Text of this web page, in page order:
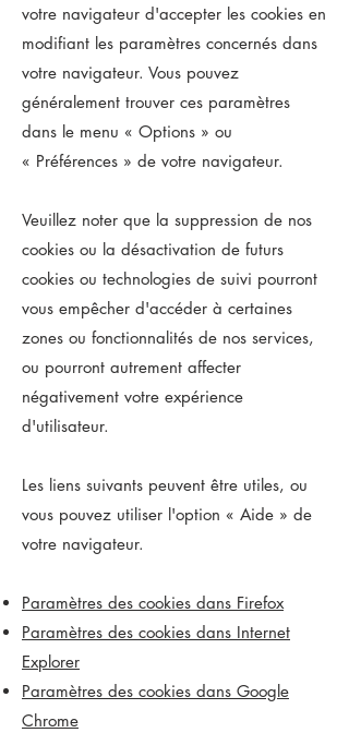
votre navigateur d'accepter les cookies en
modifiant les paramètres concernés dans
votre navigateur. Vous pouvez
généralement trouver ces paramètres
dans le menu « Options » ou
« Préférences » de votre navigateur.
Veuillez noter que la suppression de nos
cookies ou la désactivation de futurs
cookies ou technologies de suivi pourront
vous empêcher d'accéder à certaines
zones ou fonctionnalités de nos services,
ou pourront autrement affecter
négativement votre expérience
d'utilisateur.
Les liens suivants peuvent être utiles, ou
vous pouvez utiliser l'option « Aide » de
votre navigateur.
Paramètres des cookies dans Firefox
Paramètres des cookies dans Internet
Explorer
Paramètres des cookies dans Google
Chrome